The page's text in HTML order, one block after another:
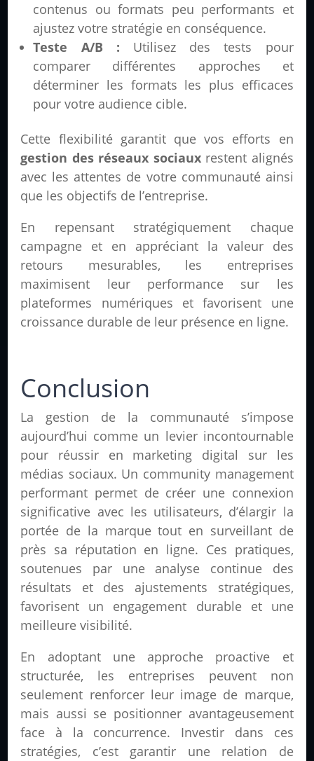
contenus ou formats peu performants et
ajustez votre stratégie en conséquence.
Teste A/B : Utilisez des tests pour
comparer différentes approches et
déterminer les formats les plus efficaces
pour votre audience cible.
Cette flexibilité garantit que vos efforts en
gestion des réseaux sociauxrestent alignés
avec les attentes de votre communauté ainsi
que les objectifs de l’entreprise.
En repensant stratégiquement chaque
campagne et en appréciant la valeur des
retours mesurables, les entreprises
maximisent leur performance sur les
plateformes numériques et favorisent une
croissance durable de leur présence en ligne.
Conclusion
La gestion de la communauté s’impose
aujourd’hui comme un levier incontournable
pour réussir en marketing digital sur les
médias sociaux. Un community management
performant permet de créer une connexion
significative avec les utilisateurs, d’élargir la
portée de la marque tout en surveillant de
près sa réputation en ligne. Ces pratiques,
soutenues par une analyse continue des
résultats et des ajustements stratégiques,
favorisent un engagement durable et une
meilleure visibilité.
En adoptant une approche proactive et
structurée, les entreprises peuvent non
seulement renforcer leur image de marque,
mais aussi se positionner avantageusement
face à la concurrence. Investir dans ces
stratégies, c’est garantir une relation de